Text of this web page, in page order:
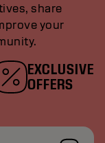
share
your
EXCLUSIVE
OFFERS